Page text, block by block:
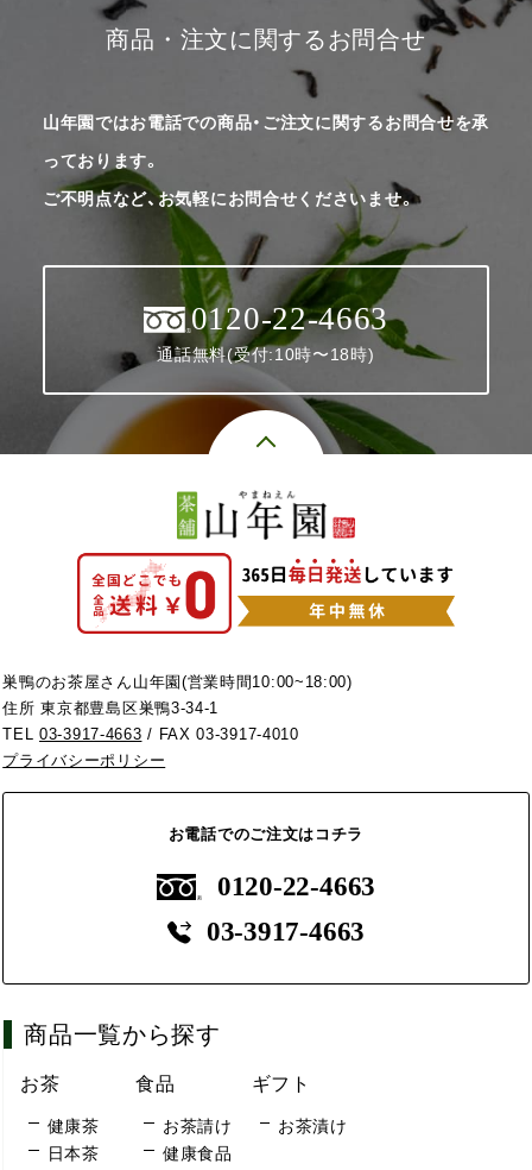
商品・注文に関するお問合せ
山年園ではお電話での商品・ご注文に関するお問合せを承
っております。
ご不明点など、お気軽にお問合せくださいませ。
0120-22-4663
通話無料(受付:10時〜18時)
巣鴨のお茶屋さん山年園(営業時間10:00~18:00)
住所 東京都豊島区巣鴨3-34-1
TEL03-3917-4663 / FAX 03-3917-4010
プライバシーポリシー
お電話でのご注文はコチラ
0120-22-4663
03-3917-4663
商品一覧から探す
お茶
健康茶
日本茶
食品
お茶請け
健康食品
ギフト
お茶漬け